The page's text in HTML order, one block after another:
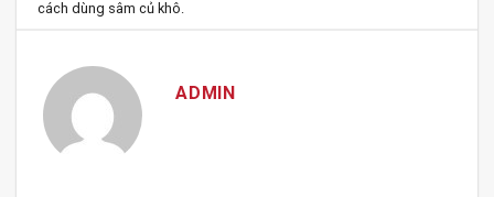
cách dùng sâm củ khô
ADMIN